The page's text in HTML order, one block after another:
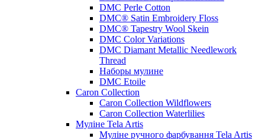
DMC Perle Cotton
DMC® Satin Embroidery Floss
DMC® Tapestry Wool Skein
DMC Color Variations
DMC Diamant Metallic Needlework
Thread
Наборы мулине
DMC Etoile
Caron Collection
Caron Collection Wildflowers
Caron Collection Waterlilies
Муліне Tela Artis
Муліне ручного фарбування Tela Artis